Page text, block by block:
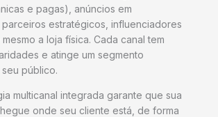
e pagas), anúncios em
estratégicos, influenciadores
a loja física. Cada canal tem
e atinge um segmento
público.
multicanal integrada garante que sua
onde seu cliente está, de forma